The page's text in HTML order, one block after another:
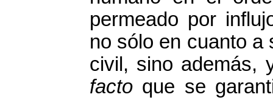
permeado por
no sólo en cuanto a
civil, sino además,
facto que se